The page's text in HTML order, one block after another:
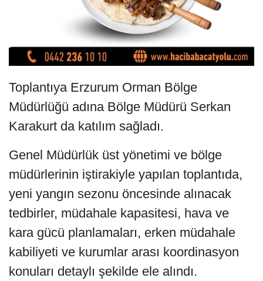
Toplantıya Erzurum Orman Bölge
Müdürlüğü adına Bölge Müdürü Serkan
Karakurt da katılım sağladı.
Genel Müdürlük üst yönetimi ve bölge
müdürlerinin iştirakiyle yapılan toplantıda,
yeni yangın sezonu öncesinde alınacak
tedbirler, müdahale kapasitesi, hava ve
kara gücü planlamaları, erken müdahale
kabiliyeti ve kurumlar arası koordinasyon
konuları detaylı şekilde ele alındı.